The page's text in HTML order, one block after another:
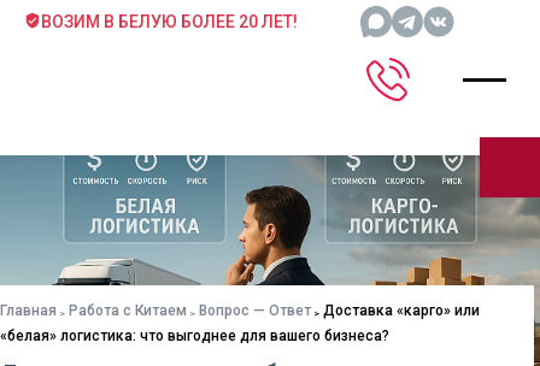
ВОЗИМ В БЕЛУЮ БОЛЕЕ 20 ЛЕТ!
Главная Работа с Китаем Вопрос — Ответ
Доставка «карго» или
«белая» логистика: что выгоднее для вашего бизнеса?